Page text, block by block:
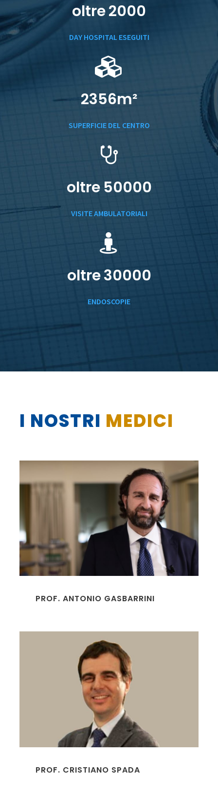
oltre2000
DAY HOSPITAL ESEGUITI
2356m²
SUPERFICIE DEL CENTRO
oltre 50000
VISITE AMBULATORIALI
oltre30000
ENDOSCOPIE
I NOSTRI MEDICI
PROF. ANTONIO GASBARRINI
PROF. CRISTIANO SPADA